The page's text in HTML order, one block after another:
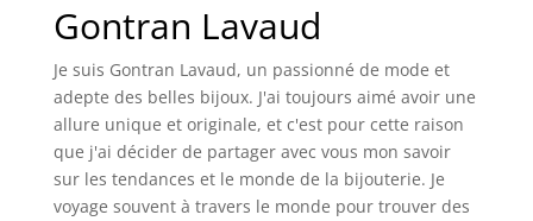
Gontran Lavaud
Je suis Gontran Lavaud, un passionné de mode et
adepte des belles bijoux. J'ai toujours aimé avoir une
allure unique et originale, et c'est pour cette raison
que j'ai décider de partager avec vous mon savoir
sur les tendances et le monde de la bijouterie. Je
voyage souvent à travers le monde pour trouver des